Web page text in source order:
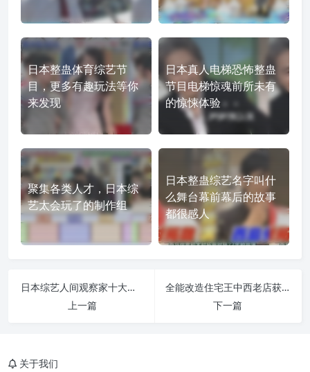
日本整蛊体育综艺节
目，更多有趣玩法等你
来发现
日本真人电梯恐怖整蛊
节目电梯惊魂前所未有
的惊悚体验
聚集各类人才，日本综
艺太会玩了的制作组
日本整蛊综艺名字叫什
么舞台幕前幕后的故事
都很感人
日本综艺人间观察家十大精彩瞬间，让你感受非凡的人性魅力
上一篇
全能改造住宅王中西老店获得“厨艺大赛冠军”专业厨房
下一篇
关于我们